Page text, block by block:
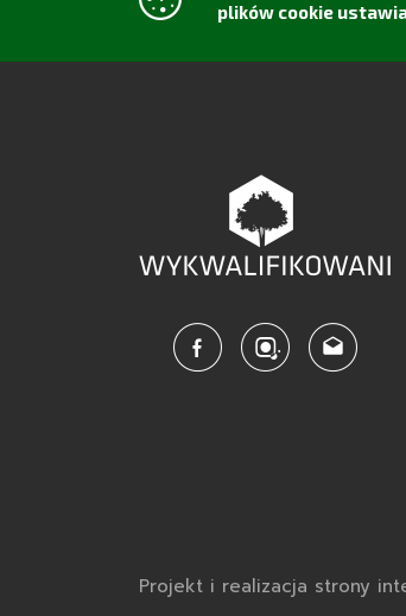
plików cookie
Projekt i realizacja strony